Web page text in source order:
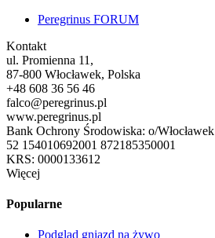
Peregrinus FORUM
Kontakt
ul. Promienna 11,
87-800 Włocławek, Polska
+48 608 36 56 46
falco@peregrinus.pl
www.peregrinus.pl
Bank Ochrony Środowiska: o/Włocławek
52 154010692001 872185350001
KRS: 0000133612
Więcej
Popularne
Podgląd gniazd na żywo